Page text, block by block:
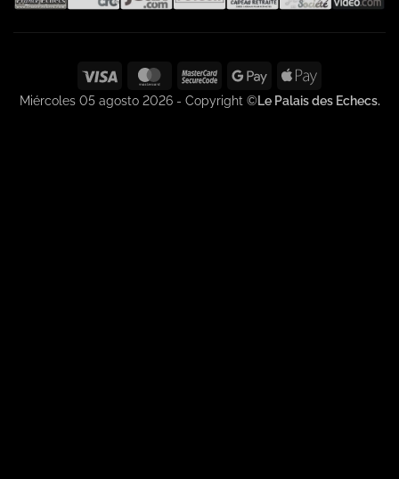
Visa MasterCardMasterCard
2
Google
Pay
Apple
Pay
Miércoles 05 agosto 2026 - Copyright ©Le Palais des Echecs.